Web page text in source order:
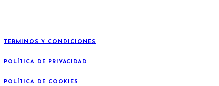
TERMINOS Y CONDICIONES
POLÍTICA DE PRIVACIDAD
POLÍTICA DE COOKIES